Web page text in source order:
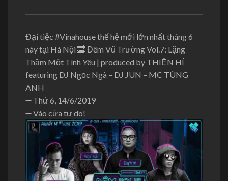
Đại tiệc #Vinahouse thế hệ mới lớn nhất tháng 6
này tại Hà Nội 🔜 Đêm Vũ Trường Vol.7: Lặng
Thầm Một Tình Yêu | produced by THIỆN HÍ
featuring DJ Ngọc Ngà – DJ JUN – MC TÙNG
ANH
➖ Thứ 6, 14/6/2019
➖ Vào cửa tự do!